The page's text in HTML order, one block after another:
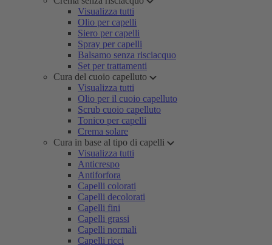
Visualizza tutti
Olio per capelli
Siero per capelli
Spray per capelli
Balsamo senza risciacquo
Set per trattamenti
Cura del cuoio capelluto
Visualizza tutti
Olio per il cuoio capelluto
Scrub cuoio capelluto
Tonico per capelli
Crema solare
Cura in base al tipo di capelli
Visualizza tutti
Anticrespo
Antiforfora
Capelli colorati
Capelli decolorati
Capelli fini
Capelli grassi
Capelli normali
Capelli ricci